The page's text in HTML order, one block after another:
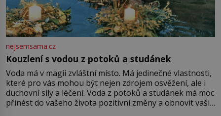
nejsemsama.cz
Kouzlení s vodou z potoků a studánek
Voda má v magii zvláštní místo. Má jedinečné vlastnosti,
které pro vás mohou být nejen zdrojem osvěžení, ale i
duchovní síly a léčení. Voda z potoků a studánek má moc
přinést do vašeho života pozitivní změny a obnovit vaši